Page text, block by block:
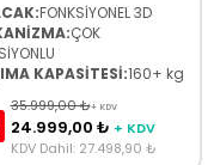
FONKSİYONEL 3D
ÇOK
KAPASİTESİ:160+ kg
35.999,00 ₺+ KDV
24.999,00 ₺ + KDV
KDV Dahil: 27.498,90 ₺